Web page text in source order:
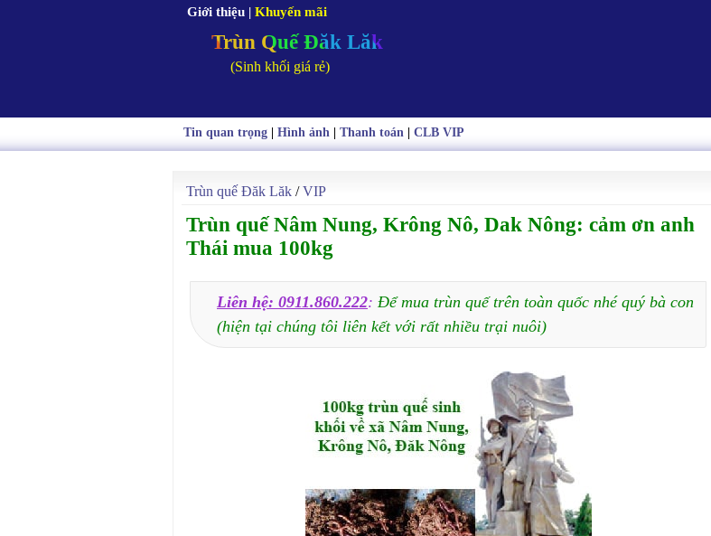
Giới thiệu | Khuyến mãi
Trùn Quế Đăk Lăk
(Sinh khối giá rẻ)
Tin quan trọng| Hình ảnh| Thanh toán| CLB VIP
Trùn quế Đăk Lăk /VIP
Trùn quế Nâm Nung, Krông Nô, Dak Nông: cảm ơn anh
Thái mua 100kg
Liên hệ: 0911.860.222: Để mua trùn quế trên toàn quốc nhé quý bà con
(hiện tại chúng tôi liên kết với rất nhiều trại nuôi)